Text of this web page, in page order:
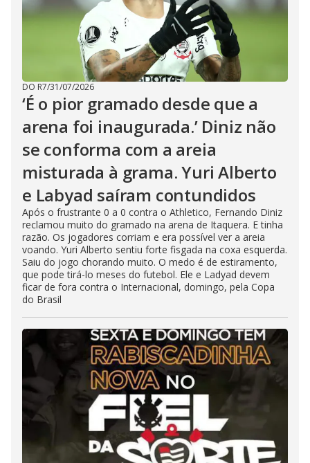
DO R7/31/07/2026
‘É o pior gramado desde que a
arena foi inaugurada.’ Diniz não
se conforma com a areia
misturada à grama. Yuri Alberto
e Labyad saíram contundidos
Após o frustrante 0 a 0 contra o Athletico, Fernando Diniz
reclamou muito do gramado na arena de Itaquera. E tinha
razão. Os jogadores corriam e era possível ver a areia
voando. Yuri Alberto sentiu forte fisgada na coxa esquerda.
Saiu do jogo chorando muito. O medo é de estiramento,
que pode tirá-lo meses do futebol. Ele e Ladyad devem
ficar de fora contra o Internacional, domingo, pela Copa
do Brasil